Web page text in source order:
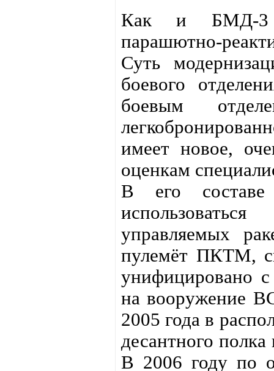
Как и БМД-3
парашютно-
Суть
боевого
боевым
имеет новое,
оценкам
В его
управляемых
пулемёт ПКТМ,
унифицировано
на вооружение
2005 года в
десантного
В 2006 году по